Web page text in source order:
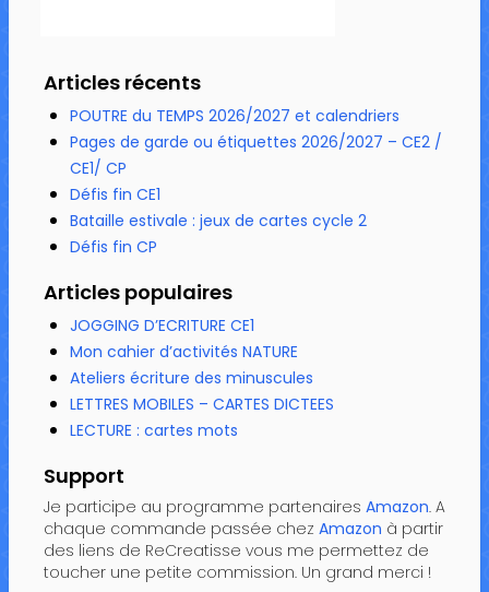
Articles récents
POUTRE du TEMPS 2026/2027 et calendriers
Pages de garde ou étiquettes 2026/2027 – CE2 /
CE1/ CP
Défis fin CE1
Bataille estivale : jeux de cartes cycle 2
Défis fin CP
Articles populaires
JOGGING D’ECRITURE CE1
Mon cahier d’activités NATURE
Ateliers écriture des minuscules
LETTRES MOBILES – CARTES DICTEES
LECTURE : cartes mots
Support
Je participe au programme partenaires Amazon. A
chaque commande passée chez Amazon à partir
des liens de ReCreatisse vous me permettez de
toucher une petite commission. Un grand merci !